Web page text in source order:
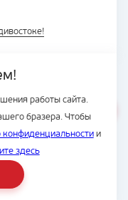
работы сайта.
бразера. Чтобы
и
здесь